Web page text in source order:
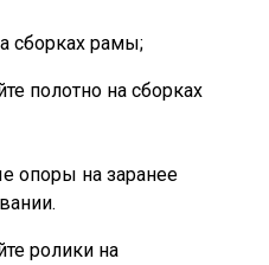
сборках рамы;
полотно на сборках
опоры на заранее
ролики на